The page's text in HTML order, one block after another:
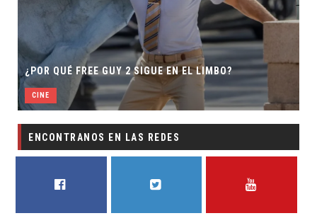
¿POR QUÉ FREE GUY 2 SIGUE EN EL LIMBO?
CINE
ENCONTRANOS EN LAS REDES